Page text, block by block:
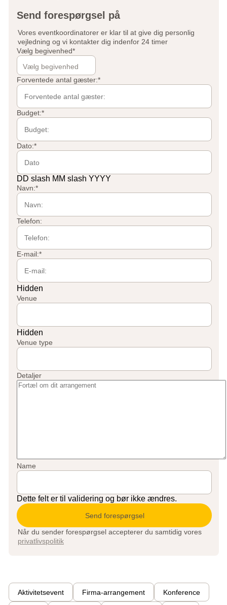
Send forespørgsel på
Vores eventkoordinatorer er klar til at give dig personlig
vejledning og vi kontakter dig indenfor 24 timer
Vælg begivenhed*
Forventede antal gæster:*
Budget:*
Dato:*
DD slash MM slash YYYY
Navn:*
Telefon:
E-mail:*
Hidden
Venue
Hidden
Venue type
Detaljer
Name
Dette felt er til validering og bør ikke ændres.
Når du sender forespørgsel accepterer du samtidig vores
privatlivspolitik
Aktivitetsevent Firma-arrangement Konference